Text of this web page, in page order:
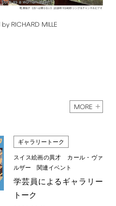
by RICHARD MILLE
MORE
ギャラリートーク
スイス絵画の異才 カール・ヴァ
ルザー 関連イベント
学芸員によるギャラリー
トーク